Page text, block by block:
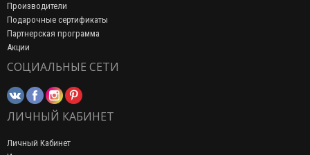
Производители
Подарочные сертификаты
Партнерская программа
Акции
СОЦИАЛЬНЫЕ СЕТИ
ЛИЧНЫЙ КАБИНЕТ
Личный Кабинет